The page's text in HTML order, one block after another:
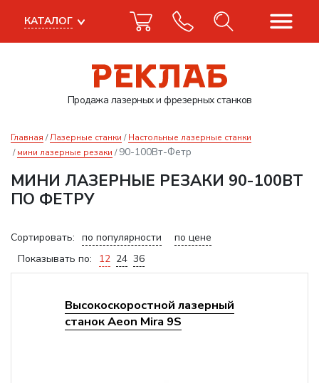
Продажа лазерныхи фрезерных станков
КАТАЛОГ
Главная Лазерные станки
Настольные лазерные станки
мини лазерные резаки
90-100Вт-Фетр
МИНИ ЛАЗЕРНЫЕ РЕЗАКИ 90-100ВТ
ПО ФЕТРУ
Сортировать: по популярности
по цене
Показывать по:
12 24 36
Высокоскоростной лазерный
станок Aeon Mira 9S